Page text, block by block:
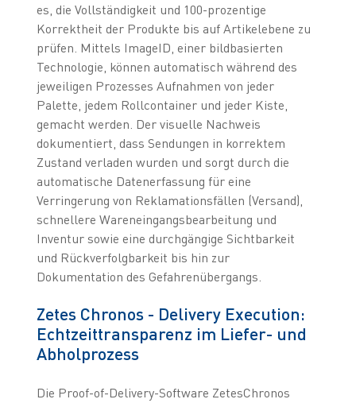
es, die Vollständigkeit und 100-prozentige
Korrektheit der Produkte bis auf Artikelebene zu
prüfen. Mittels ImageID, einer bildbasierten
Technologie, können automatisch während des
jeweiligen Prozesses Aufnahmen von jeder
Palette, jedem Rollcontainer und jeder Kiste,
gemacht werden. Der visuelle Nachweis
dokumentiert, dass Sendungen in korrektem
Zustand verladen wurden und sorgt durch die
automatische Datenerfassung für eine
Verringerung von Reklamationsfällen (Versand),
schnellere Wareneingangsbearbeitung und
Inventur sowie eine durchgängige Sichtbarkeit
und Rückverfolgbarkeit bis hin zur
Dokumentation des Gefahrenübergangs.
Zetes Chronos - Delivery Execution:
Echtzeittransparenz im Liefer- und
Abholprozess
Die Proof-of-Delivery-Software ZetesChronos